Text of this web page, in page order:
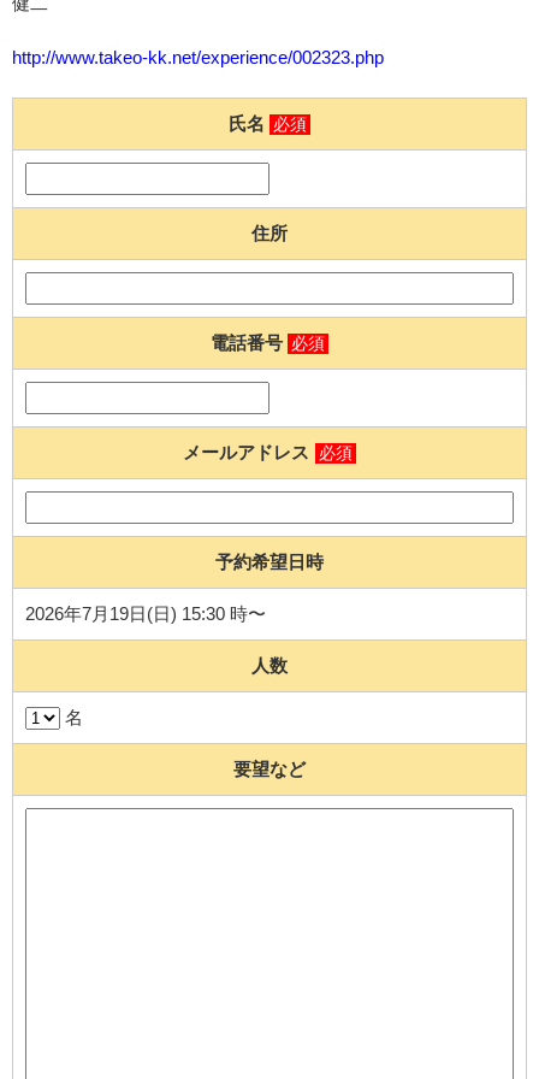
http://www.takeo-kk.net/experience/002323.php
氏名 必須
住所
電話番号 必須
メールアドレス 必須
予約希望日時
2026年7月19日(日) 15:30 時〜
人数
名
要望など